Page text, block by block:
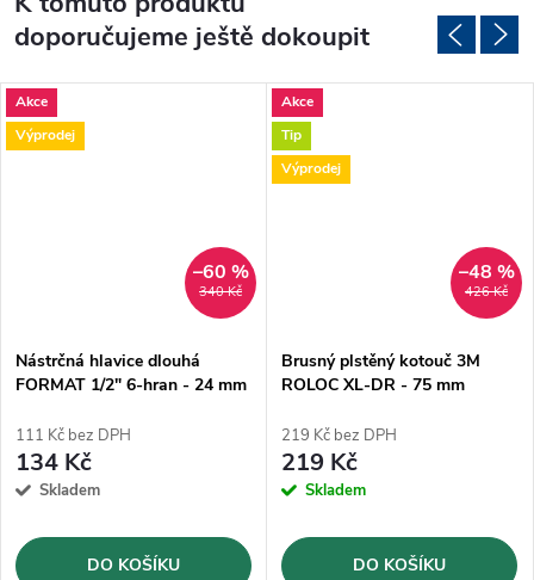
doporučujeme ještě dokoupit
Akce
Výprodej
340 Kč
–60 %
Nástrčná hlavice dlouhá
FORMAT 1/2" 6-hran - 24 mm
111 Kč bez DPH
134 Kč
Skladem
DO KOŠÍKU
Akce
Tip
Výprodej
426 Kč
–48 %
Brusný plstěný kotouč 3M
ROLOC XL-DR - 75 mm
"VÝPRODEJ"
219 Kč bez DPH
219 Kč
Skladem
DO KOŠÍKU